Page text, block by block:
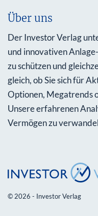
Über uns
Der Investor Verlag
und innovativen
zu schützen und
gleich, ob Sie sich für
Optionen, Megatrends
Unsere erfahrenen
Vermögen zu
© 2026 - Investor Verlag